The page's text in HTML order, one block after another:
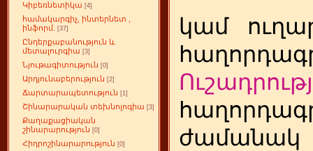
Կիբեռնետիկա [4]
համակարգիչ, ինտերնետ ,
ինֆորմ.
[37]
Ընդերքաբանություն և
մետալուրգիա [3]
Նյութագիտություն [0]
Արդյունաբերություն [2]
Ճարտարապետություն [1]
Շինարարական տեխնոլոգիա [3]
Քաղաքացիական
շինարարություն [0]
Հիդրոշինարարություն [0]
կամ
ժամանակ